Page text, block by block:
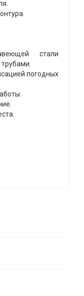
стали
погодных